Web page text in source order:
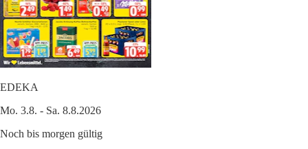
EDEKA
Mo. 3.8. - Sa. 8.8.2026
Noch bis morgen gültig